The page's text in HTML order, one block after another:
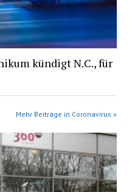
kündigt N.C., für
Mehr Beiträge in Coronavirus »